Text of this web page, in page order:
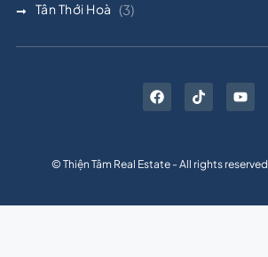
Tân Thới Hoà (3)
© Thiện Tâm Real Estate - All rights reserved